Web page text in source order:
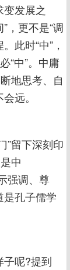
发展之
，更不是“调
此时“中”，
“中”。中庸
地思考、自
远。
”留下深刻印
中
强调、尊
孔子儒学
呢?提到